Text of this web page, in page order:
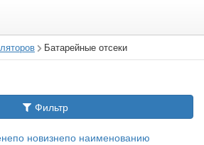
Батарейные отсеки
Фильтр
по новизнепо наименованию